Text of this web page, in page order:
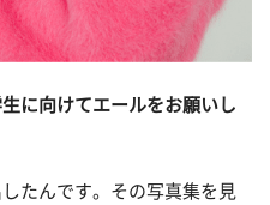
に向けてエールをお願いし
たんです。その写真集を見